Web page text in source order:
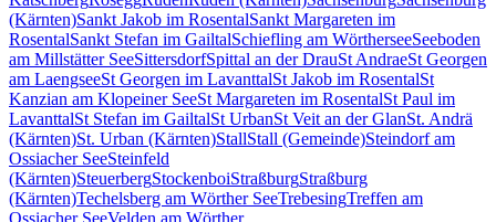
(Kärnten)Sankt Jakob im RosentalSankt Margareten im
RosentalSankt Stefan im GailtalSchiefling am WörtherseeSeeboden
am Millstätter SeeSittersdorfSpittal an der DrauSt AndraeSt Georgen
am LaengseeSt Georgen im LavanttalSt Jakob im RosentalSt
Kanzian am Klopeiner SeeSt Margareten im RosentalSt Paul im
LavanttalSt Stefan im GailtalSt UrbanSt Veit an der GlanSt. Andrä
(Kärnten)St. Urban (Kärnten)StallStall (Gemeinde)Steindorf am
Ossiacher SeeSteinfeld
(Kärnten)SteuerbergStockenboiStraßburgStraßburg
(Kärnten)Techelsberg am Wörther SeeTrebesingTreffen am
Ossiacher SeeVelden am Wörther